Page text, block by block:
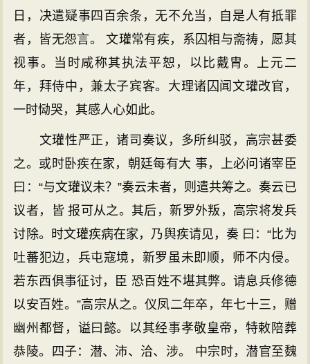
日，决遣疑事四百余条，无不允当，自是人有抵罪
者，皆无怨言。 文瓘常有疾，系囚相与斋祷，愿其
视事。当时咸称其执法平恕，以比戴胄。上元二
年，拜侍中，兼太子宾客。大理诸囚闻文瓘改官，
一时恸哭，其感人心如此。
文瓘性严正，诸司奏议，多所纠驳，高宗甚委
之。或时卧疾在家，朝廷每有大 事，上必问诸宰臣
曰：“与文瓘议未？”奏云未者，则遣共筹之。奏云已
议者，皆 报可从之。其后，新罗外叛，高宗将发兵
讨除。时文瓘疾病在家，乃舆疾请见，奏 曰：“比为
吐蕃犯边，兵屯寇境，新罗虽未即顺，师不内侵。
若东西俱事征讨，臣 恐百姓不堪其弊。请息兵修德
以安百姓。”高宗从之。仪凤二年卒，年七十三，赠
幽州都督，谥曰懿。以其经事孝敬皇帝，特敕陪葬
恭陵。四子：潜、沛、洽、涉。 中宗时，潜官至魏